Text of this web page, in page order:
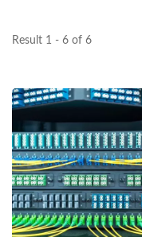
Result 1 - 6 of 6